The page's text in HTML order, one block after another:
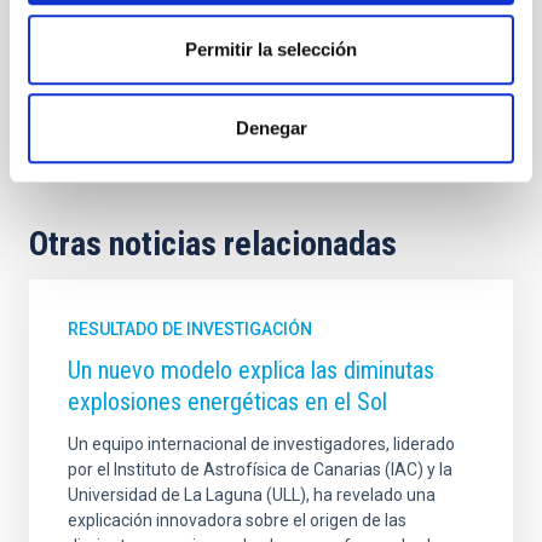
Permitir la selección
Denegar
Medios de comunicación
Sistema Solar y Sistemas Planetarios (SEYSS)
Astronomía de exoplanetas
Exoplanetas
Otras noticias relacionadas
RESULTADO DE INVESTIGACIÓN
Un nuevo modelo explica las diminutas
explosiones energéticas en el Sol
Un equipo internacional de investigadores, liderado
por el Instituto de Astrofísica de Canarias (IAC) y la
Universidad de La Laguna (ULL), ha revelado una
explicación innovadora sobre el origen de las